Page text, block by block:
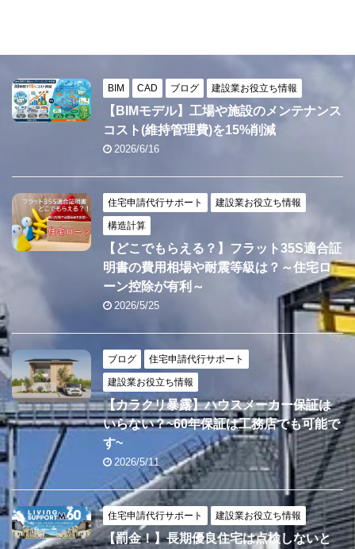
BIM CAD ブログ 建設業お役立ち情報
【BIMモデル】工場や施設のメンテナンス
コスト(維持管理費)を15%削減
2026/6/16
住宅申請代行サポート 建設業お役立ち情報
構造計算
【どこでもらえる？】フラット35S適合証
明書の費用相場や耐震等級は？～住宅ロ
ーン控除が有利～
2026/5/25
ブログ 住宅申請代行サポート
建設業お役立ち情報
【カラクリ暴露】ハウスメーカー保証は
いらない？~60年保証は工務店でも可能で
す~
2026/5/11
住宅申請代行サポート 建設業お役立ち情報
【罰金！】長期優良住宅は点検しないと